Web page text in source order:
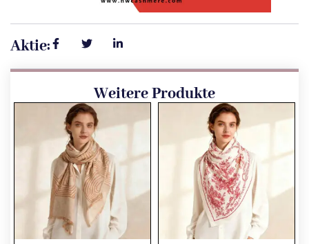
Aktie:
Weitere Produkte